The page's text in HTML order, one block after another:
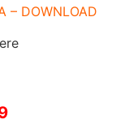
– DOWNLOAD